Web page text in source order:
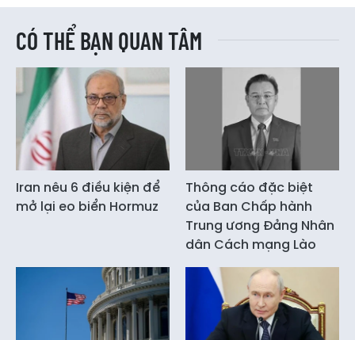
CÓ THỂ BẠN QUAN TÂM
Iran nêu 6 điều kiện để
mở lại eo biển Hormuz
Thông cáo đặc biệt
của Ban Chấp hành
Trung ương Đảng Nhân
dân Cách mạng Lào